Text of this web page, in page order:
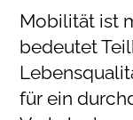
Mobilität ist
bedeutet
für ein